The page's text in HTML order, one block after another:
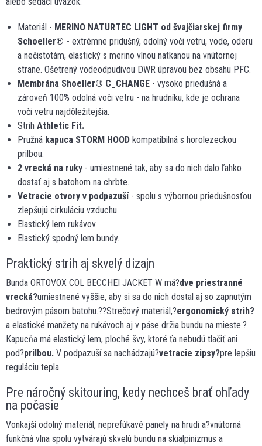
Materiál - MERINO NATURTEC LIGHT od švajčiarskej firmy
Schoeller® - extrémne pridušný, odolný voči vetru, vode, oderu
a nečistotám, elastický s merino vlnou natkanou na vnútornej
strane. Ošetrený vodeodpudivou DWR úpravou bez obsahu PFC.
Membrána Shoeller® C_CHANGE - vysoko priedušná a
zároveň 100% odolná voči vetru - na hrudníku, kde je ochrana
voči vetru najdôležitejšia.
Strih Athletic Fit.
Pružná kapuca STORM HOOD kompatibilná s horolezeckou
prilbou.
2 vrecká na ruky - umiestnené tak, aby sa do nich dalo ľahko
dostať aj s batohom na chrbte.
Vetracie otvory v podpazuší - spolu s výbornou priedušnosťou
zlepšujú cirkuláciu vzduchu.
Elastický lem rukávov.
Elastický spodný lem bundy.
Praktický strih aj skvelý dizajn
Bunda ORTOVOX COL BECCHEI JACKET W má?dve priestranné
vrecká?umiestnené vyššie, aby si sa do nich dostal aj so zapnutým
bedrovým pásom batohu.??Strečový materiál,?ergonomický strih?
a elastické manžety na rukávoch aj v páse držia bundu na mieste.?
Kapucňa má elastický lem, ploché švy, ktoré ťa nebudú tlačiť ani
pod?prilbou. V podpazuší sa nachádzajú?vetracie zipsy?pre lepšiu
reguláciu tepla.
Pre náročný skitouring, kedy nechceš brať ohľady
na počasie
Vonkajší odolný materiál, neprefúkavé panely na hrudi a?vnútorná
funkčná vlna spolu vytvárajú skvelú bundu na skialpinizmus a